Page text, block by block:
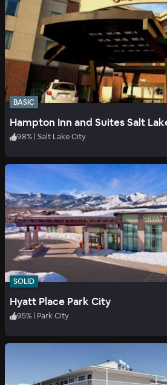
BASIC
98% | Salt Lake City
SOLID
Hyatt Place Park City
95% | Park City